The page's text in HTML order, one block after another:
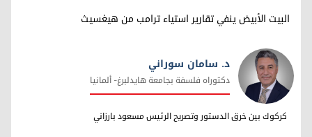
البيت الأبيض ينفي تقارير استياء ترامب من هيغسيث
د. سامان سوراني
د. سامان سوراني
دکتوراه فلسفة بجامعة هایدلبرغ- ألمانیا
کرکوك بین خرق الدستور وتصریح الرئیس مسعود بارزاني